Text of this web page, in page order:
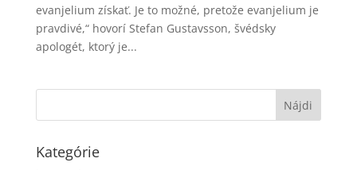
evanjelium získať. Je to možné, pretože evanjelium je
pravdivé,“ hovorí Stefan Gustavsson, švédsky
apologét, ktorý je...
Kategórie